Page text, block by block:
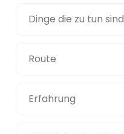
Dinge die zu tun sind
Route
Erfahrung